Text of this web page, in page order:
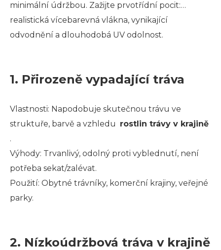
minimální údržbou. Zažijte prvotřídní pocit:
realistická vícebarevná vlákna, vynikající
odvodnění a dlouhodobá UV odolnost.
1. Přirozeně vypadající tráva
Vlastnosti: Napodobuje skutečnou trávu ve
struktuře, barvě a vzhledu rostlin trávy v krajině
.
Výhody: Trvanlivý, odolný proti vyblednutí, není
potřeba sekat/zalévat.
Použití: Obytné trávníky, komerční krajiny, veřejné
parky.
2. Nízkoúdržbová tráva v krajině